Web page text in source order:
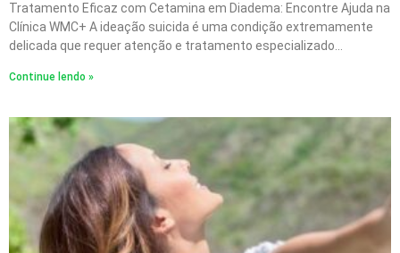
Tratamento Eficaz com Cetamina em Diadema: Encontre Ajuda na
Clínica WMC+ A ideação suicida é uma condição extremamente
delicada que requer atenção e tratamento especializado…
Continue lendo »